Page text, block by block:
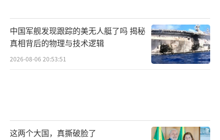
中国军舰发现跟踪的美无人艇了吗 揭秘
真相背后的物理与技术逻辑
2026-08-06 20:53:51
这两个大国，真撕破脸了